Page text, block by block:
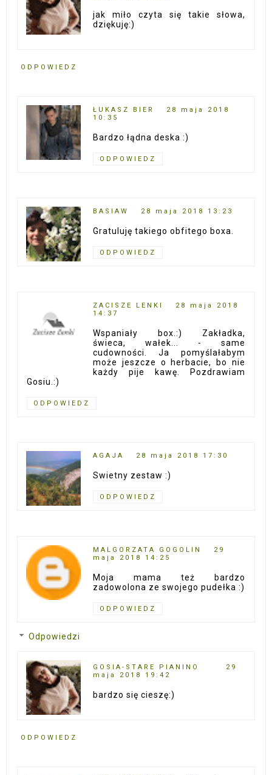
jak miło czyta się takie słowa,
dziękuję:)
ODPOWIEDZ
ŁUKASZ BIER
28 maja 2018
10:35
Bardzo łądna deska :)
ODPOWIEDZ
BASIAW 28 maja 2018 13:23
Gratuluję takiego obfitego boxa.
ODPOWIEDZ
ZACISZE LENKI
28 maja 2018
14:37
Wspaniały box.:) Zakładka,
świeca, wałek... - same
cudowności. Ja pomyślałabym
może jeszcze o herbacie, bo nie
każdy pije kawę. Pozdrawiam
Gosiu.:)
ODPOWIEDZ
AGAJA 28 maja 2018 17:30
Swietny zestaw :)
ODPOWIEDZ
MALGORZATA GOGOLIN
29
maja 2018 14:25
Moja mama też bardzo
zadowolona ze swojego pudełka :)
ODPOWIEDZ
Odpowiedzi
GOSIA-STARE PIANINO
29
maja 2018 19:42
bardzo się cieszę:)
ODPOWIEDZ